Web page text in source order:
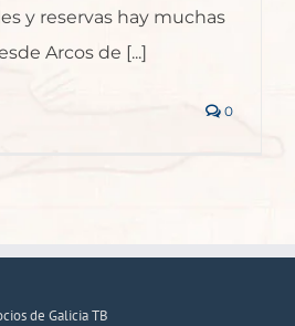
y reservas hay muchas
Arcos de [...]
0
de Galicia TB